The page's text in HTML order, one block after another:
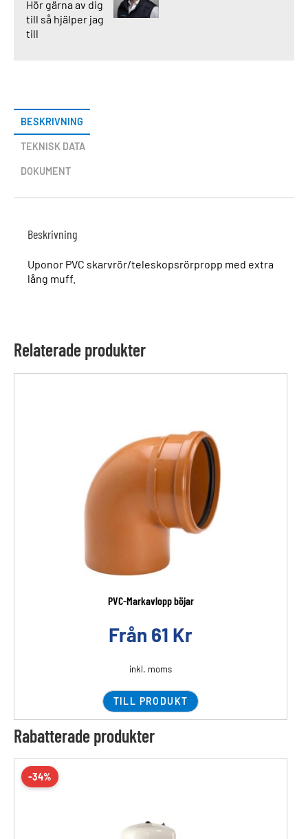
Hör gärna av dig
till så hjälper jag
till
BESKRIVNING
TEKNISK DATA
DOKUMENT
Beskrivning
Uponor PVC skarvrör/teleskopsrörpropp med extra
lång muff.
Relaterade produkter
PVC-Markavlopp böjar
Från 61 Kr
inkl. moms
TILL PRODUKT
Rabatterade produkter
-34%